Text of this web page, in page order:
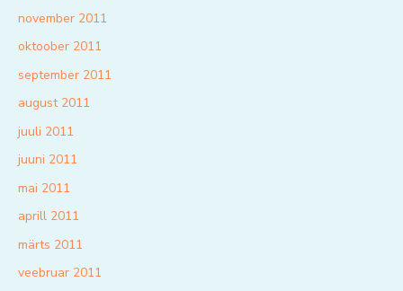
november 2011
oktoober 2011
september 2011
august 2011
juuli 2011
juuni 2011
mai 2011
aprill 2011
märts 2011
veebruar 2011